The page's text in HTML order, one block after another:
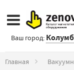
Ваш город:
Главная